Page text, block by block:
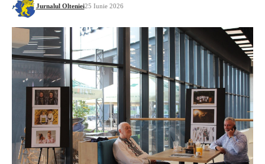
Jurnalul Olteniei25 Iunie 2026